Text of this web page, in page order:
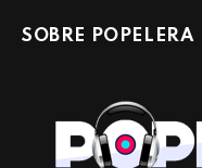
SOBRE POPELERA